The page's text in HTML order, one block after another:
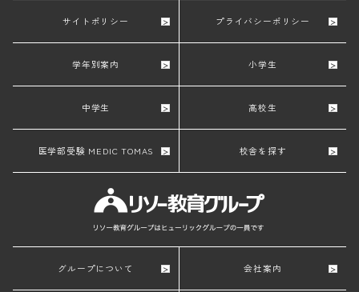
サイトポリシー プライバシーポリシー
学年別案内 小学生
中学生 高校生
医学部受験 MEDIC TOMAS 校舎を探す
グループについて 会社案内